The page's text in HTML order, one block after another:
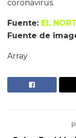
coronavirus.
Fuente: EL
Fuente de
Array